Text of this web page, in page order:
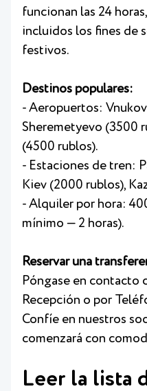
funcionan las 24
incluidos los fines de
festivos.
Destinos populares:
- Aeropuertos:
Sheremetyevo (3500
(4500 rublos).
- Estaciones de tren:
Kiev (2000 rublos),
- Alquiler por hora:
mínimo — 2 horas).
Reservar una
Póngase en contacto
Recepción o por
Confíe en nuestros
comenzará con
Leer la lista